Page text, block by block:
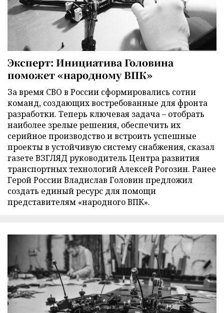
Эксперт: Инициатива Головина
поможет «народному ВПК»
За время СВО в России сформировались сотни
команд, создающих востребованные для фронта
разработки. Теперь ключевая задача – отобрать
наиболее зрелые решения, обеспечить их
серийное производство и встроить успешные
проекты в устойчивую систему снабжения, сказал
газете ВЗГЛЯД руководитель Центра развития
транспортных технологий Алексей Рогозин. Ранее
Герой России Владислав Головин предложил
создать единый ресурс для помощи
представителям «народного ВПК».